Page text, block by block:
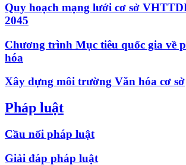
Quy hoạch mạng lưới cơ sở
2045
Chương trình Mục tiêu quốc gia về
hóa
Xây dựng môi trường Văn hóa cơ sở
Pháp luật
Cầu nối pháp luật
Giải đáp pháp luật